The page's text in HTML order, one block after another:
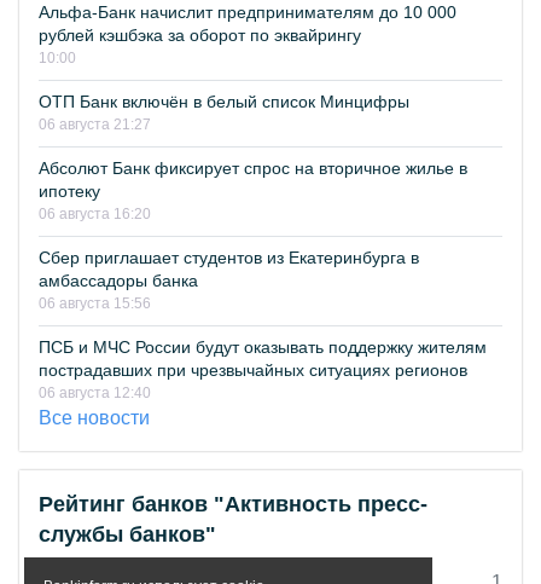
Альфа-Банк начислит предпринимателям до 10 000
рублей кэшбэка за оборот по эквайрингу
10:00
ОТП Банк включён в белый список Минцифры
06 августа 21:27
Абсолют Банк фиксирует спрос на вторичное жилье в
ипотеку
06 августа 16:20
Сбер приглашает студентов из Екатеринбурга в
амбассадоры банка
06 августа 15:56
ПСБ и МЧС России будут оказывать поддержку жителям
пострадавших при чрезвычайных ситуациях регионов
06 августа 12:40
Все новости
Рейтинг банков "Активность пресс-
службы банков"